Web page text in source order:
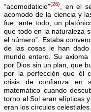
“acomodaticio”{26}
, en el
acomodo de la ciencia y
fue, ante todo, un
que todo en la naturaleza
el número”. Estaba
de las cosas le han
mundo entero. Su
por Dios sin un plan, que
por la perfección que él
crisis de confianza en
matemático cuando
torno al Sol eran elípticas
eran los círculos celestiales.